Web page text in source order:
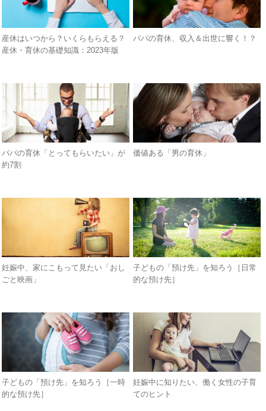
産休はいつから？いくらもらえる？
産休・育休の基礎知識：2023年版
パパの育休、収入＆出世に響く！？
パパの育休「とってもらいたい」が
約7割
価値ある「男の育休」
妊娠中、家にこもって見たい「おし
ごと映画」
子どもの「預け先」を知ろう［日常
的な預け先］
子どもの「預け先」を知ろう［一時
的な預け先］
妊娠中に知りたい、働く女性の子育
てのヒント